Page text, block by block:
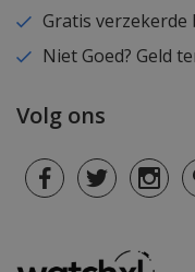
Gratis verzekerde
Niet Goed? Geld
Volg ons